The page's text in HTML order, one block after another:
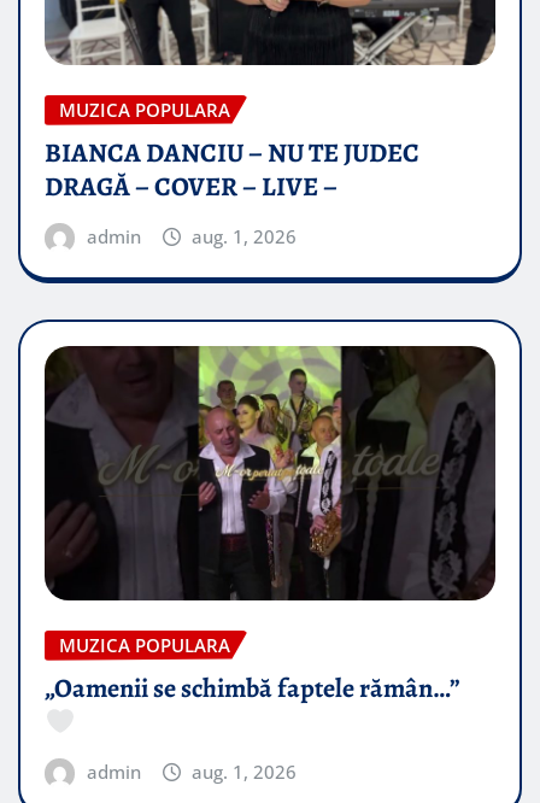
MUZICA POPULARA
BIANCA DANCIU – NU TE JUDEC
DRAGĂ – COVER – LIVE –
admin aug. 1, 2026
MUZICA POPULARA
„Oamenii se schimbă faptele rămân…”
admin aug. 1, 2026